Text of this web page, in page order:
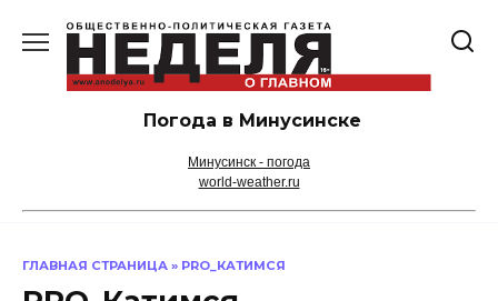
содержанию
Погода в Минусинске
Минусинск - погода
world-weather.ru
ГЛАВНАЯ СТРАНИЦА » PRO_КАТИМСЯ